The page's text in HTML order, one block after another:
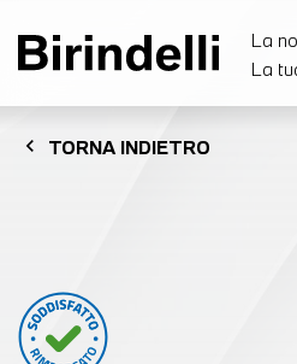
La
La
chevron_left TORNA INDIETRO